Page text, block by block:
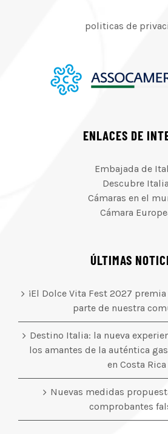
politicas de
ENLACES DE
Embajada de
Descubre Italia
Cámaras en el
Cámara
ÚLTIMAS
¡El Dolce Vita Fest 2027
parte de nuestra
Destino Italia: la nueva
los amantes de la auténtica
en Costa Rica
Nuevas medidas
comprobantes